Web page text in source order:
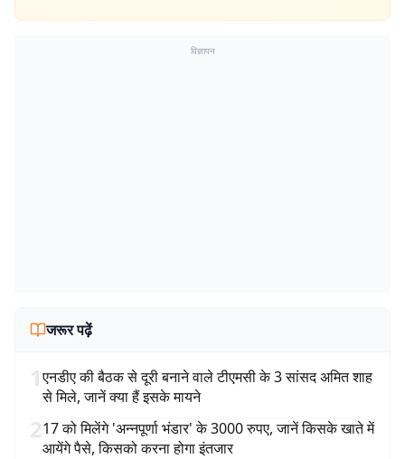
विज्ञापन
जरूर पढ़ें
1एनडीए की बैठक से दूरी बनाने वाले टीएमसी के 3 सांसद अमित शाह
से मिले, जानें क्या हैं इसके मायने
217 को मिलेंगे 'अन्नपूर्णा भंडार' के 3000 रुपए, जानें किसके खाते में
आयेंगे पैसे, किसको करना होगा इंतजार